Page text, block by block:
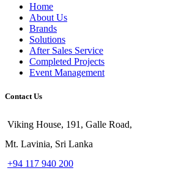
Home
About Us
Brands
Solutions
After Sales Service
Completed Projects
Event Management
Contact Us
Viking House, 191, Galle Road,
Mt. Lavinia, Sri Lanka
+94 117 940 200